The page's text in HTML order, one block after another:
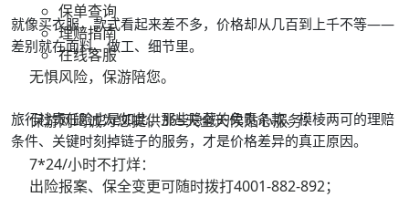
保单查询
理赔指南
在线客服
无惧风险，保游陪您。
保游网竭诚为您提供365天全天候贴心服务：
7*24/小时不打烊：
出险报案、保全变更可随时拨打4001-882-892；
就像买衣服，款式看起来差不多，价格却从几百到上千不等——
差别就在面料、做工、细节里。
旅行社责任险也是如此。那些隐藏的免责条款、模棱两可的理赔
条件、关键时刻掉链子的服务，才是价格差异的真正原因。